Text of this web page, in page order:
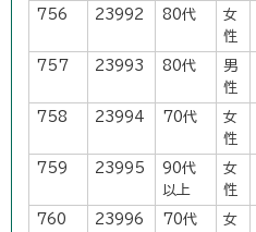
756 23992 80代
女
性
757 23993 80代
男
性
758 23994 70代
女
性
759 23995
90代
以上
女
性
760 23996 70代
女